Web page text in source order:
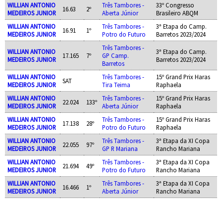
WILLIAN ANTONIO
MEDEIROS JUNIOR
16.63 2º
Três Tambores -
Aberta Júnior
33º Congresso
Brasileiro ABQM
WILLIAN ANTONIO
MEDEIROS JUNIOR
16.91 1º
Três Tambores -
Potro do Futuro
3ª Etapa do Camp.
Barretos 2023/2024
WILLIAN ANTONIO
MEDEIROS JUNIOR
17.165 7º
Três Tambores -
GP Camp.
Barretos
3ª Etapa do Camp.
Barretos 2023/2024
WILLIAN ANTONIO
MEDEIROS JUNIOR
SAT
Três Tambores -
Tira Teima
15º Grand Prix Haras
Raphaela
WILLIAN ANTONIO
MEDEIROS JUNIOR
22.024 133º
Três Tambores -
Aberta Júnior
15º Grand Prix Haras
Raphaela
WILLIAN ANTONIO
MEDEIROS JUNIOR
17.138 28º
Três Tambores -
Potro do Futuro
15º Grand Prix Haras
Raphaela
WILLIAN ANTONIO
MEDEIROS JUNIOR
22.055 97º
Três Tambores -
GP R Mariana
3ª Etapa da XI Copa
Rancho Mariana
WILLIAN ANTONIO
MEDEIROS JUNIOR
21.694 49º
Três Tambores -
Potro do Futuro
3ª Etapa da XI Copa
Rancho Mariana
WILLIAN ANTONIO
MEDEIROS JUNIOR
16.466 1º
Três Tambores -
Aberta Júnior
3ª Etapa da XI Copa
Rancho Mariana